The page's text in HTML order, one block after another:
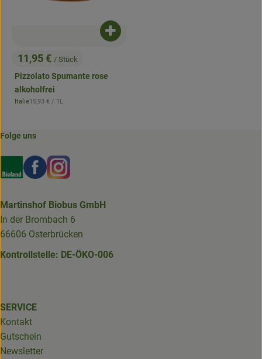
, Preis:
11,95 € / Stück
Pizzolato Spumante rose
alkoholfrei
, Herkunft:
Italie, Referenzpreis:
15,93 € / 1L
Produkt zum Warenkorb hinzufügen
Folge uns
Externer Link zu https://www.bioland.de/verbraucher
Externer Link zu https://www.facebook.com/
Externer Link zu https://www.instagram.com/
Martinshof Biobus GmbH
In der Brombach 6
66606 Osterbrücken
Kontrollstelle: DE-ÖKO-006
SERVICE
Kontakt
Gutschein
Newsletter